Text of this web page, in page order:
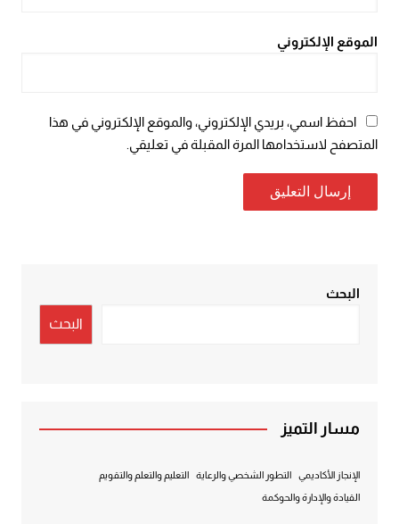
الموقع الإلكتروني
احفظ اسمي، بريدي الإلكتروني، والموقع الإلكتروني في هذا
المتصفح لاستخدامها المرة المقبلة في تعليقي.
البحث
البحث
مسار التميز
الإنجاز الأكاديمي التطور الشخصي والرعاية التعليم والتعلم والتقويم
القيادة والإدارة والحوكمة